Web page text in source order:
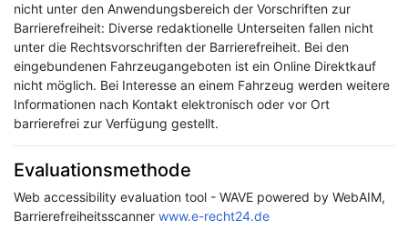
nicht unter den Anwendungsbereich der Vorschriften zur
Barrierefreiheit: Diverse redaktionelle Unterseiten fallen nicht
unter die Rechtsvorschriften der Barrierefreiheit. Bei den
eingebundenen Fahrzeugangeboten ist ein Online Direktkauf
nicht möglich. Bei Interesse an einem Fahrzeug werden weitere
Informationen nach Kontakt elektronisch oder vor Ort
barrierefrei zur Verfügung gestellt.
Evaluationsmethode
Web accessibility evaluation tool - WAVE powered by WebAIM,
Barrierefreiheitsscanner www.e-recht24.de